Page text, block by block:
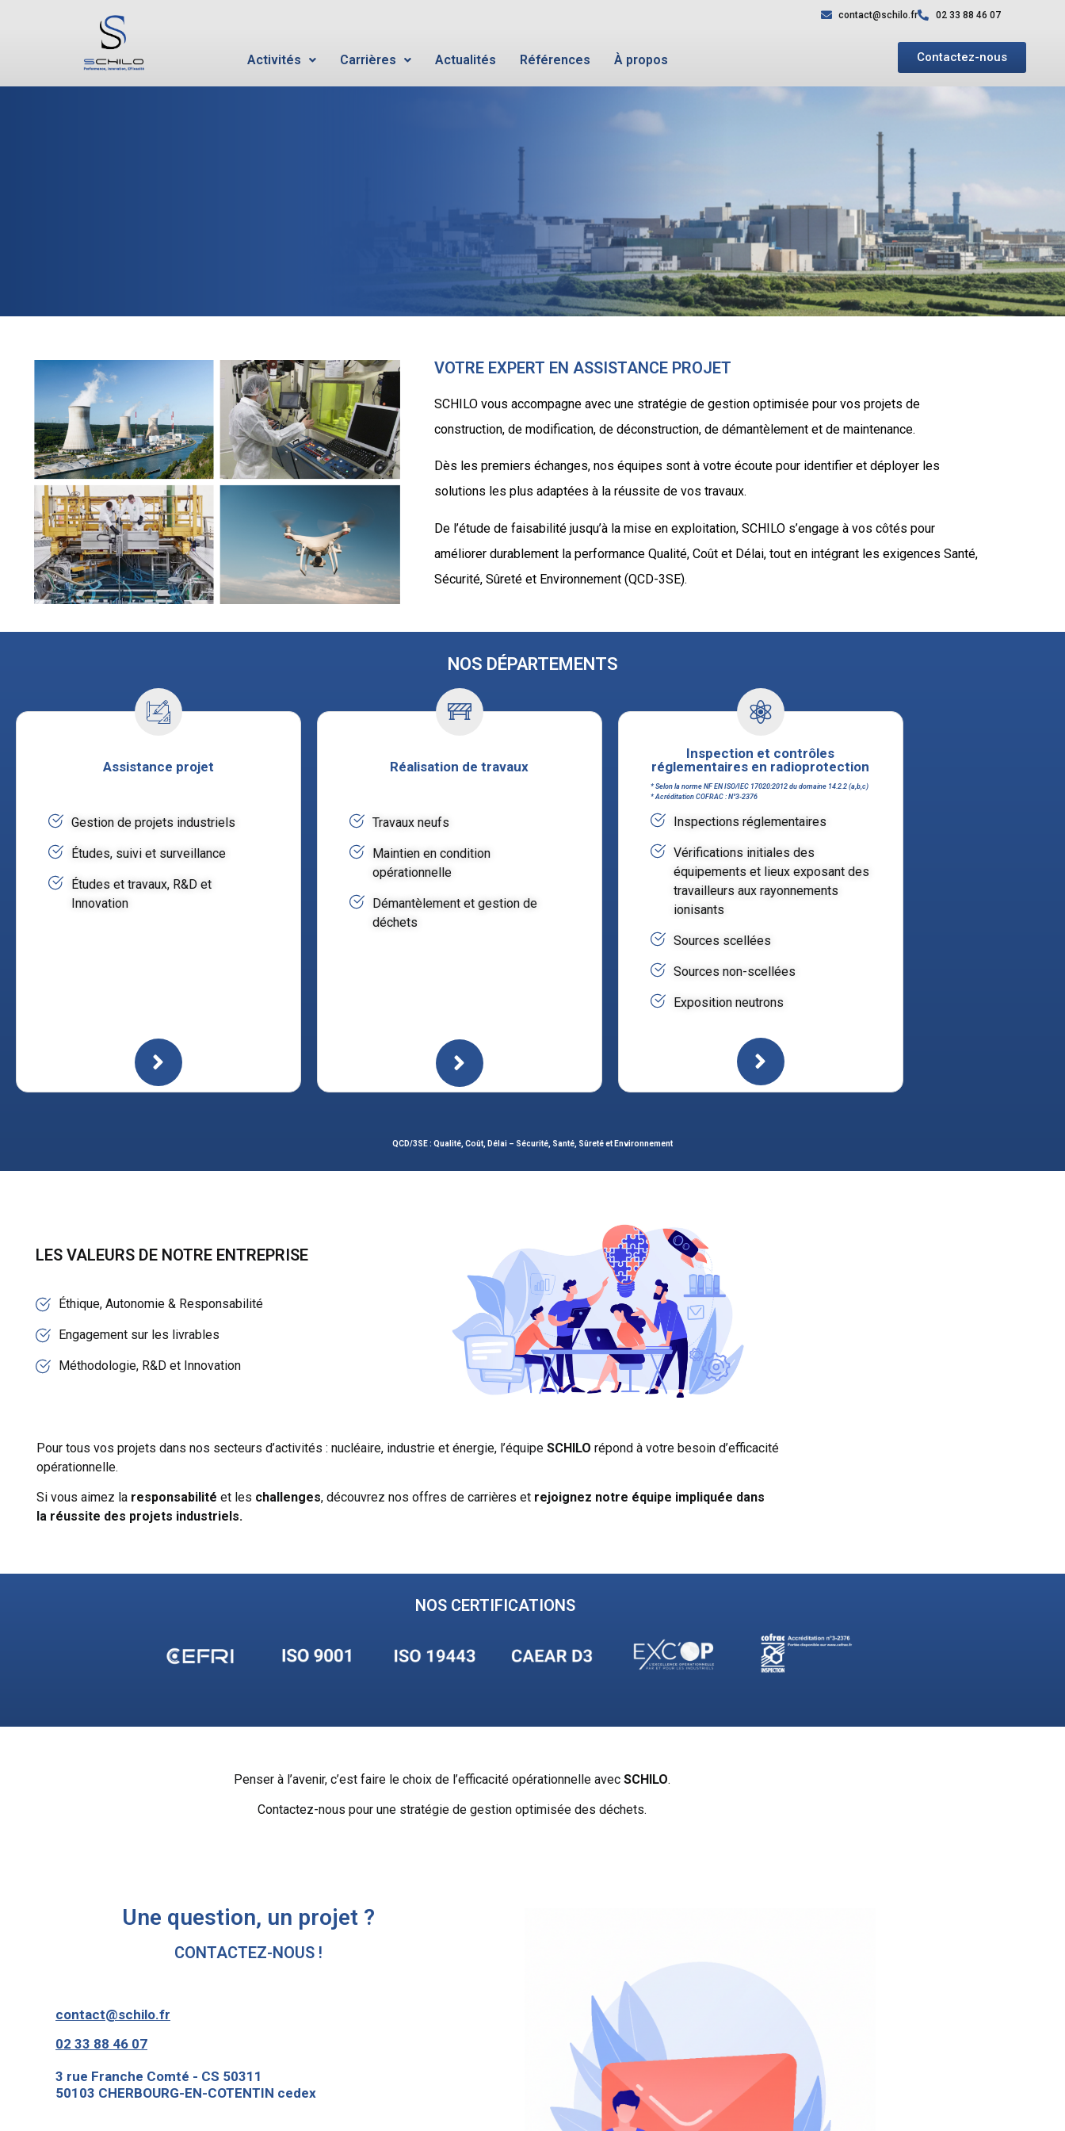
contact@schilo.fr 02 33 88 46 07
Activités Carrières Actualités Références À propos Contactez-nous
VOTRE EXPERT EN ASSISTANCE PROJET
SCHILO vous accompagne avec une stratégie de gestion optimisée pour vos projets de
construction, de modification, de déconstruction, de démantèlement et de maintenance.
Dès les premiers échanges, nos équipes sont à votre écoute pour identifier et déployer les
solutions les plus adaptées à la réussite de vos travaux.
De l’étude de faisabilité jusqu’à la mise en exploitation, SCHILO s’engage à vos côtés pour
améliorer durablement la performance Qualité, Coût et Délai, tout en intégrant les exigences Santé,
Sécurité, Sûreté et Environnement (QCD-3SE).
NOS DÉPARTEMENTS
Assistance projet
Gestion de projets industriels
Études, suivi et surveillance
Études et travaux, R&D et
Innovation
Réalisation de travaux
Travaux neufs
Maintien en condition
opérationnelle
Démantèlement et gestion de
déchets
Inspection et contrôles
réglementaires en radioprotection
* Selon la norme NF EN ISO/IEC 17020:2012 du domaine 14.2.2 (a,b,c)
* Acréditation COFRAC : N°3-2376
Inspections réglementaires
Vérifications initiales des
équipements et lieux exposant des
travailleurs aux rayonnements
ionisants
Sources scellées
Sources non-scellées
Exposition neutrons
QCD/3SE : Qualité, Coût, Délai – Sécurité, Santé, Sûreté et Environnement
LES VALEURS DE NOTRE ENTREPRISE
Éthique, Autonomie & Responsabilité
Engagement sur les livrables
Méthodologie, R&D et Innovation
Pour tous vos projets dans nos secteurs d’activités : nucléaire, industrie et énergie, l’équipe SCHILO répond à votre besoin d’efficacité
opérationnelle.
Si vous aimez la responsabilité et les challenges, découvrez nos offres de carrières et rejoignez notre équipe impliquée dans
la réussite des projets industriels.
NOS CERTIFICATIONS
Penser à l’avenir, c’est faire le choix de l’efficacité opérationnelle avec SCHILO.
Contactez-nous pour une stratégie de gestion optimisée des déchets.
Une question, un projet ?
CONTACTEZ-NOUS !
contact@schilo.fr
02 33 88 46 07
3 rue Franche Comté - CS 50311
50103 CHERBOURG-EN-COTENTIN cedex